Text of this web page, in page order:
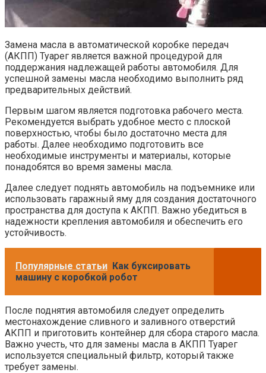
Замена масла в автоматической коробке передач
(АКПП) Туарег является важной процедурой для
поддержания надлежащей работы автомобиля. Для
успешной замены масла необходимо выполнить ряд
предварительных действий.
Первым шагом является подготовка рабочего места.
Рекомендуется выбрать удобное место с плоской
поверхностью, чтобы было достаточно места для
работы. Далее необходимо подготовить все
необходимые инструменты и материалы, которые
понадобятся во время замены масла.
Далее следует поднять автомобиль на подъемнике или
использовать гаражный яму для создания достаточного
пространства для доступа к АКПП. Важно убедиться в
надежности крепления автомобиля и обеспечить его
устойчивость.
Популярные статьи Как буксировать
машину с коробкой робот
После поднятия автомобиля следует определить
местонахождение сливного и заливного отверстий
АКПП и приготовить контейнер для сбора старого масла.
Важно учесть, что для замены масла в АКПП Туарег
используется специальный фильтр, который также
требует замены.